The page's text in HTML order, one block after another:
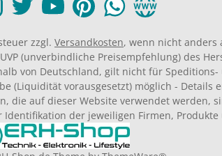
zzgl. Versandkosten, wenn nicht anders
(unverbindliche Preisempfehlung) des
von Deutschland, gilt nicht für
(Liquidität vorausgesetzt) möglich - Details
die auf dieser Website verwendet werden,
der jeweiligen Firmen,